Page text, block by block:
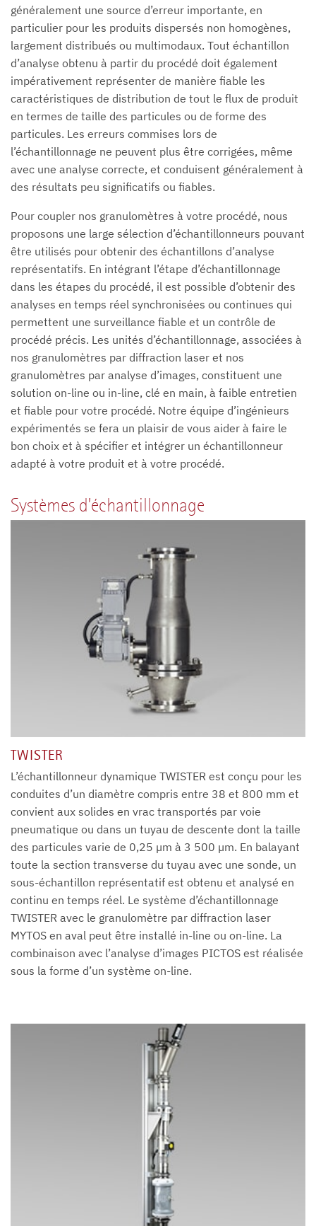
généralement une source d’erreur importante, en
particulier pour les produits dispersés non homogènes,
largement distribués ou multimodaux. Tout échantillon
d’analyse obtenu à partir du procédé doit également
impérativement représenter de manière fiable les
caractéristiques de distribution de tout le flux de produit
en termes de taille des particules ou de forme des
particules. Les erreurs commises lors de
l’échantillonnage ne peuvent plus être corrigées, même
avec une analyse correcte, et conduisent généralement à
des résultats peu significatifs ou fiables.
Pour coupler nos granulomètres à votre procédé, nous
proposons une large sélection d’échantillonneurs pouvant
être utilisés pour obtenir des échantillons d’analyse
représentatifs. En intégrant l’étape d’échantillonnage
dans les étapes du procédé, il est possible d’obtenir des
analyses en temps réel synchronisées ou continues qui
permettent une surveillance fiable et un contrôle de
procédé précis. Les unités d’échantillonnage, associées à
nos granulomètres par diffraction laser et nos
granulomètres par analyse d’images, constituent une
solution on-line ou in-line, clé en main, à faible entretien
et fiable pour votre procédé. Notre équipe d’ingénieurs
expérimentés se fera un plaisir de vous aider à faire le
bon choix et à spécifier et intégrer un échantillonneur
adapté à votre produit et à votre procédé.
Systèmes d’échantillonnage
TWISTER
L’échantillonneur dynamique TWISTER est conçu pour les
conduites d’un diamètre compris entre 38 et 800 mm et
convient aux solides en vrac transportés par voie
pneumatique ou dans un tuyau de descente dont la taille
des particules varie de 0,25 µm à 3 500 µm. En balayant
toute la section transverse du tuyau avec une sonde, un
sous-échantillon représentatif est obtenu et analysé en
continu en temps réel. Le système d’échantillonnage
TWISTER avec le granulomètre par diffraction laser
MYTOS en aval peut être installé in-line ou on-line. La
combinaison avec l’analyse d’images PICTOS est réalisée
sous la forme d’un système on-line.